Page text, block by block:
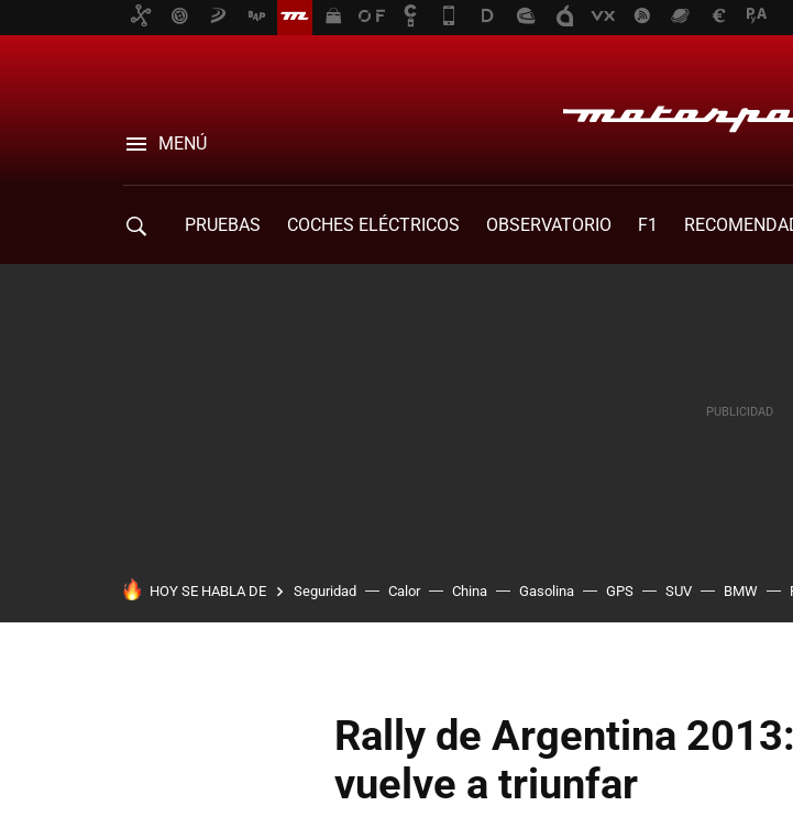
MENÚ
PRUEBAS COCHES ELÉCTRICOS OBSERVATORIO F1
HOY SE HABLA DE Seguridad Calor China Gasolina GPS SUV BMW
Rally de Argentina
vuelve a triunfar